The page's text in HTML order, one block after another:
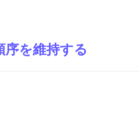
序を維持する